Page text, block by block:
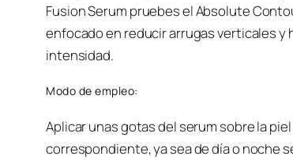
Fusion Serum pruebes el Absolute
enfocado en reducir arrugas verticales y
intensidad.
Modo de empleo:
Aplicar unas gotas del serum sobre la
correspondiente, ya sea de día o noche